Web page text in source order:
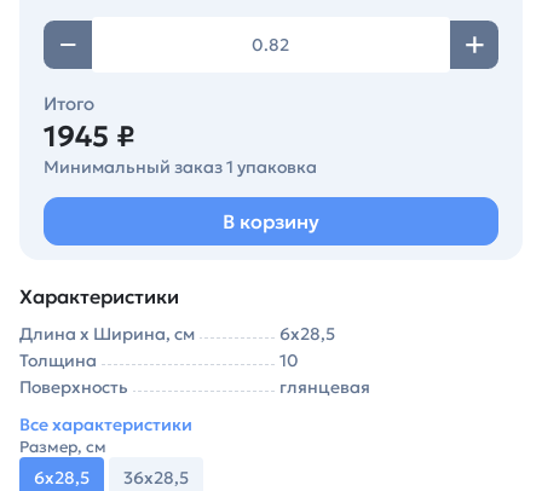
Итого
1945 ₽
Минимальный заказ 1 упаковка
В корзину
Характеристики
Длина х Ширина, см
6х28,5
Толщина
10
Поверхность
глянцевая
Все характеристики
Размер, см
6х28,5 36х28,5